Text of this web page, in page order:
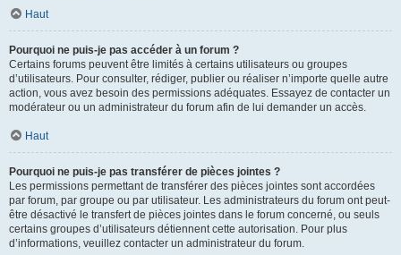
Haut
Pourquoi ne puis-je pas accéder à un forum ?
Certains forums peuvent être limités à certains utilisateurs ou groupes
d’utilisateurs. Pour consulter, rédiger, publier ou réaliser n’importe quelle autre
action, vous avez besoin des permissions adéquates. Essayez de contacter un
modérateur ou un administrateur du forum afin de lui demander un accès.
Haut
Pourquoi ne puis-je pas transférer de pièces jointes ?
Les permissions permettant de transférer des pièces jointes sont accordées
par forum, par groupe ou par utilisateur. Les administrateurs du forum ont peut-
être désactivé le transfert de pièces jointes dans le forum concerné, ou seuls
certains groupes d’utilisateurs détiennent cette autorisation. Pour plus
d’informations, veuillez contacter un administrateur du forum.